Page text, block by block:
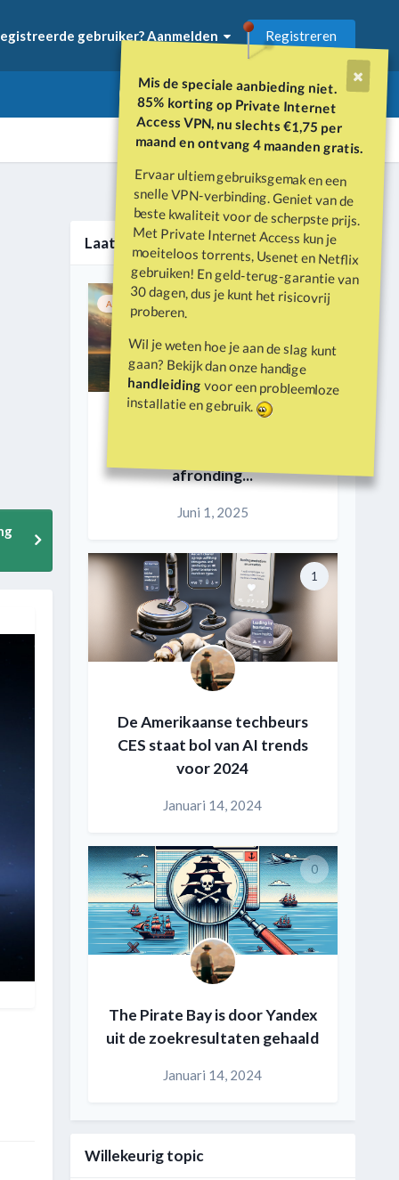
Mis de speciale aanbieding niet.
85% korting op Private Internet
Access VPN, nu slechts €1,75 per
maand en ontvang 4 maanden gratis.
Ervaar ultiem gebruiksgemak en een
snelle VPN-verbinding. Geniet van de
beste kwaliteit voor de scherpste prijs.
Met Private Internet Access kun je
moeiteloos torrents, Usenet en Netflix
gebruiken! En geld-terug-garantie van
30 dagen, dus je kunt het risicovrij
proberen.
Wil je weten hoe je aan de slag kunt
gaan? Bekijk dan onze handige
handleidingvoor een probleemloze
installatie en gebruik.
gebruiker? Aanmelden Registreren
Alle activiteit
Laatste nieuws
Aanbevolen Vastgemaakt 1
afronding...
Juni 1, 2025
1
De Amerikaanse techbeurs
CES staat bol van AI trends
voor 2024
Januari 14, 2024
0
The Pirate Bay is door Yandex
uit de zoekresultaten gehaald
Januari 14, 2024
Willekeurig topic